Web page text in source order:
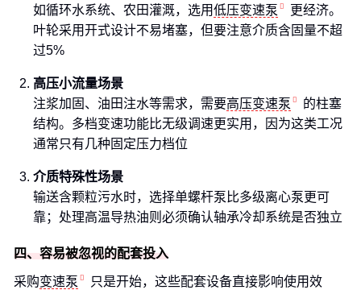
如循环水系统、农田灌溉，选用低压变速泵
更经济。
叶轮采用开式设计不易堵塞，但要注意介质含固量不超
过5%
高压小流量场景
注浆加固、油田注水等需求，需要高压变速泵
的柱塞
结构。多档变速功能比无级调速更实用，因为这类工况
通常只有几种固定压力档位
介质特殊性场景
输送含颗粒污水时，选择单螺杆泵比多级离心泵更可
靠；处理高温导热油则必须确认轴承冷却系统是否独立
四、容易被忽视的配套投入
采购变速泵
只是开始，这些配套设备直接影响使用效